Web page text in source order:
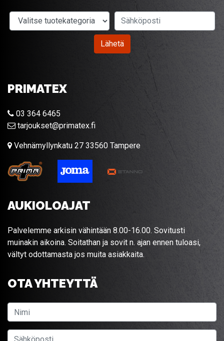
Valitse tuotekategoria
Lähetä
PRIMATEX
03 364 6465
tarjoukset@primatex.fi
Vehnämyllynkatu 27 33560 Tampere
AUKIOLOAJAT
Palvelemme arkisin vähintään 8.00-16.00. Sovitusti
muinakin aikoina. Soitathan ja sovit n. ajan ennen tuloasi,
vältyt odottamasta jos muita asiakkaita.
OTA YHTEYTTÄ